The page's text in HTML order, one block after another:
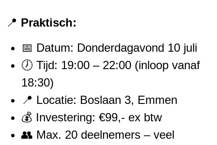
📍 Praktisch:
📅 Datum: Donderdagavond 10 juli
🕖 Tijd: 19:00 – 22:00 (inloop vanaf
18:30)
📍 Locatie: Boslaan 3, Emmen
💰 Investering: €99,- ex btw
👥 Max. 20 deelnemers – veel